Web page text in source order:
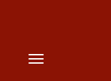
Toggle